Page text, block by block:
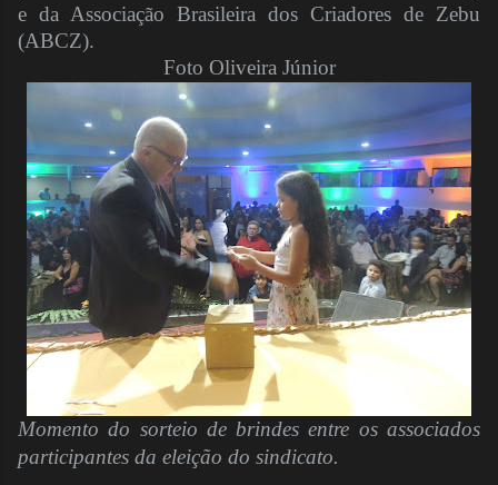
e da Associação Brasileira dos Criadores de Zebu
(ABCZ).
Foto Oliveira Júnior
Momento do sorteio de brindes entre os associados
participantes da eleição do sindicato.